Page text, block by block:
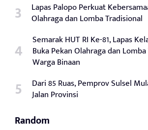
Lapas Palopo Perkuat
Olahraga dan Lomba Tradisional
Semarak HUT RI Ke-81, Lapas
Buka Pekan Olahraga dan
Warga Binaan
Dari 85 Ruas, Pemprov Sulsel
Jalan Provinsi
Random